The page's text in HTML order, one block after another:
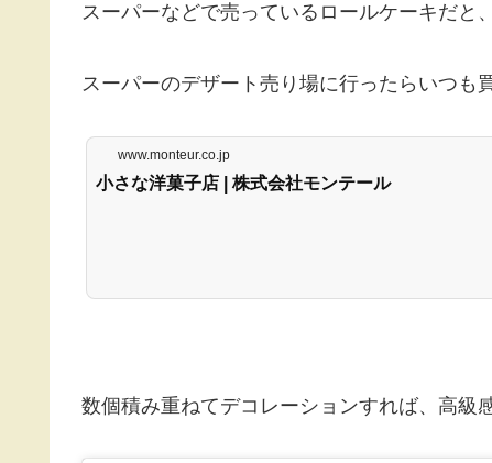
スーパーなどで売っているロールケーキだと
スーパーのデザート売り場に行ったらいつも
www.monteur.co.jp
小さな洋菓子店 | 株式会社モンテール
数個積み重ねてデコレーションすれば、高級